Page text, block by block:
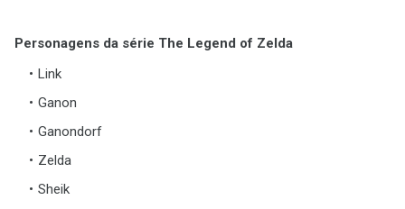
Personagens da série The Legend of Zelda
Link
Ganon
Ganondorf
Zelda
Sheik